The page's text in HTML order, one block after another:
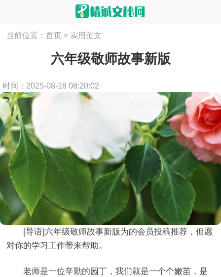
当前位置：首页 > 实用范文
六年级敬师故事新版
时间：2025-08-18 08:20:02
[导语]六年级敬师故事新版为的会员投稿推荐，但愿
对你的学习工作带来帮助。
老师是一位辛勤的园丁，我们就是一个个嫩苗，是